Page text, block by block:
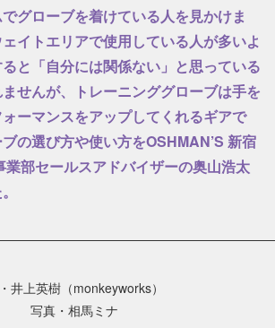
グローブを着けている人を見かけま
イトエリアで使用している人が多いよ
と「自分には関係ない」と思っている
せんが、トレーニンググローブは手を
ーマンスをアップしてくれるギアで
の選び方や使い方をOSHMAN’S 新宿
業部セールスアドバイザーの奥山浩太
井上英樹（monkeyworks）
写真・相馬ミナ